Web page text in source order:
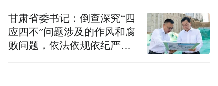
甘肃省委书记：倒查深究“四
应四不”问题涉及的作风和腐
败问题，依法依规依纪严肃